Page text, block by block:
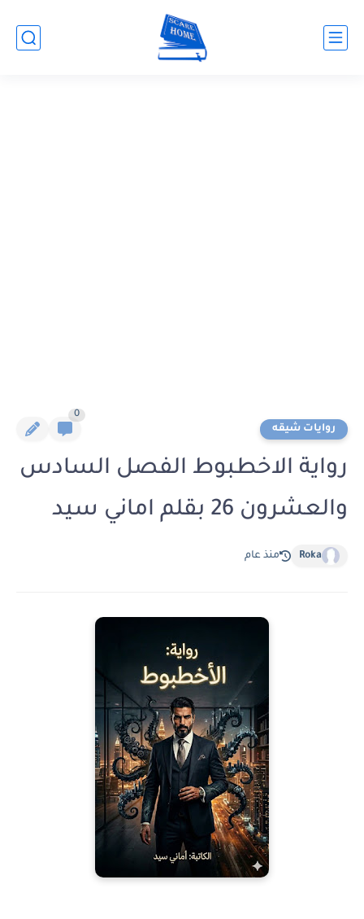
روايات شيقه
0
رواية الاخطبوط الفصل السادس
والعشرون 26 بقلم اماني سيد
Roka منذ عام